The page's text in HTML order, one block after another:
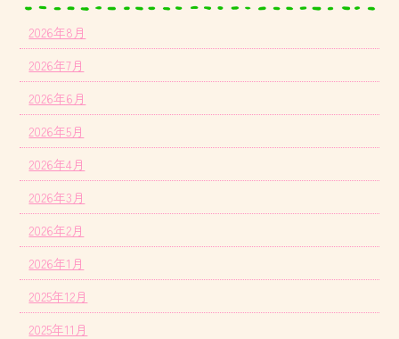
2026年8月
2026年7月
2026年6月
2026年5月
2026年4月
2026年3月
2026年2月
2026年1月
2025年12月
2025年11月